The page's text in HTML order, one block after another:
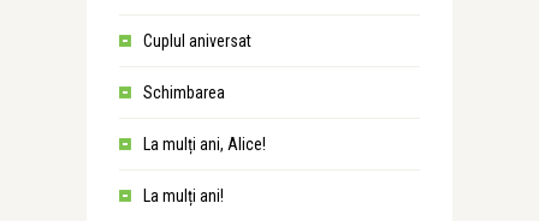
Cuplul aniversat
Schimbarea
La mulți ani, Alice!
La mulți ani!